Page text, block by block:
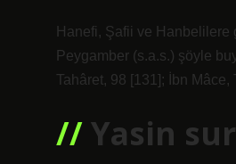
Hanefi, Şafii ve Hanbelilere
Peygamber (s.a.s.) şöyle
Tahâret, 98 [131]; İbn
Yasin